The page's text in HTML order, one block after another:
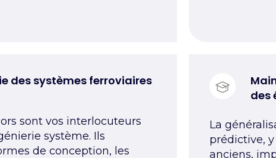
des systèmes ferroviaires
sont vos interlocuteurs
système. Ils
de conception, les
des
La
prédictive,
anciens,